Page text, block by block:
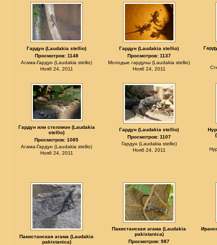
Гардун (Laudakia stellio)
Просмотров: 1148
Агама-Гардун (Laudakia stellio)
Нояб 24, 2011
Гардун (Laudakia stellio)
Просмотров: 1137
Молодые гардуны (Laudakia stellio)
Нояб 24, 2011
Гардун или стеллион (Laudakia
stellio)
Просмотров: 1085
Агама-Гардун (Laudakia stellio)
Нояб 24, 2011
Гардун (Laudakia stellio)
Просмотров: 1107
Гардун (Laudakia stellio)
Нояб 24, 2011
Пакистанская агама (Laudakia
pakistanica)
Пакистанская агама (Laudakia
pakistanica)
Просмотров: 987